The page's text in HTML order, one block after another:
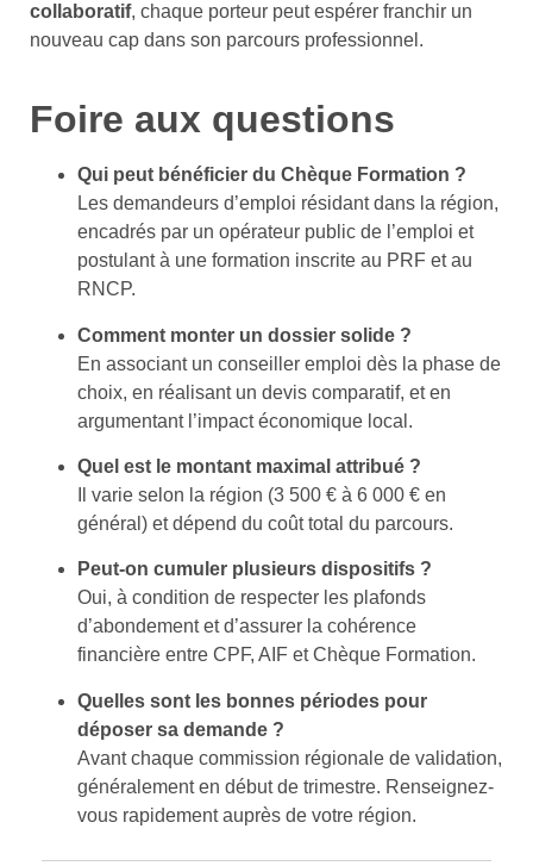
collaboratif, chaque porteur peut espérer franchir un
nouveau cap dans son parcours professionnel.
Foire aux questions
Qui peut bénéficier du Chèque Formation ?
Les demandeurs d’emploi résidant dans la région,
encadrés par un opérateur public de l’emploi et
postulant à une formation inscrite au PRF et au
RNCP.
Comment monter un dossier solide ?
En associant un conseiller emploi dès la phase de
choix, en réalisant un devis comparatif, et en
argumentant l’impact économique local.
Quel est le montant maximal attribué ?
Il varie selon la région (3 500 € à 6 000 € en
général) et dépend du coût total du parcours.
Peut-on cumuler plusieurs dispositifs ?
Oui, à condition de respecter les plafonds
d’abondement et d’assurer la cohérence
financière entre CPF, AIF et Chèque Formation.
Quelles sont les bonnes périodes pour
déposer sa demande ?
Avant chaque commission régionale de validation,
généralement en début de trimestre. Renseignez-
vous rapidement auprès de votre région.